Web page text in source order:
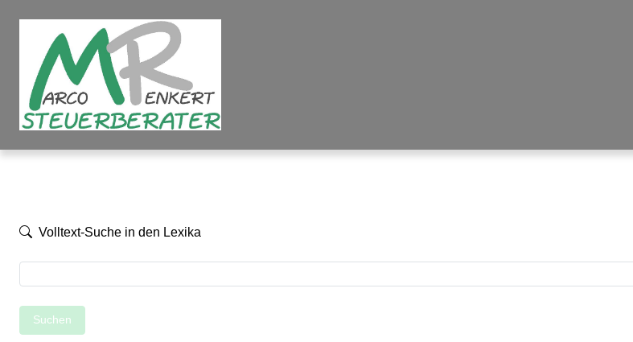
Volltext-Suche in den Lexika
Suchen